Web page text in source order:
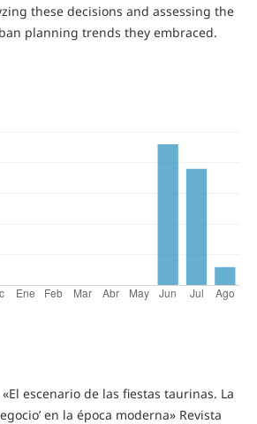
these decisions and assessing the
planning trends they embraced.
«El escenario de las fiestas taurinas. La
en la época moderna» Revista